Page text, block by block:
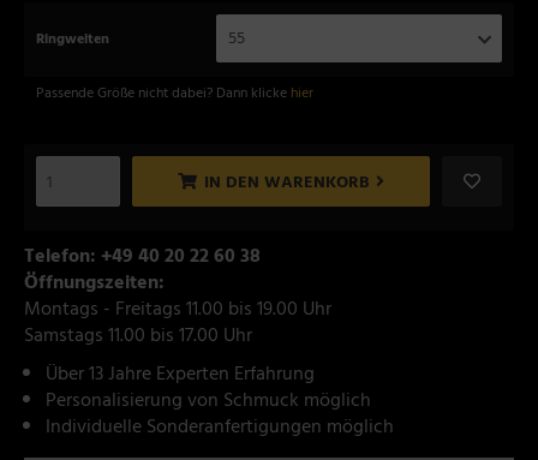
Ringweiten 55
Passende Größe nicht dabei? Dann klicke hier
IN DEN WARENKORB
Telefon: +49 40 20 22 60 38
Öffnungszeiten:
Montags - Freitags 11.00 bis 19.00 Uhr
Samstags 11.00 bis 17.00 Uhr
Über 13 Jahre Experten Erfahrung
Personalisierung von Schmuck möglich
Individuelle Sonderanfertigungen möglich